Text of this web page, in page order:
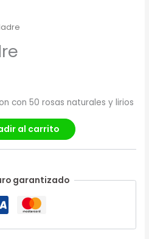
con 50 rosas naturales y lirios
al carrito
garantizado